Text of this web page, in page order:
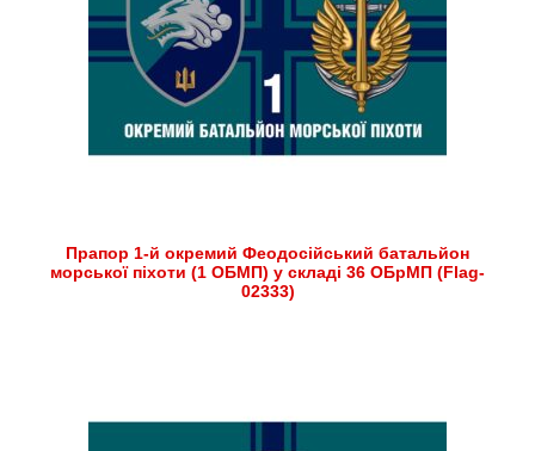
Прапор 1-й окремий Феодосійський батальйон
морської піхоти (1 ОБМП) у складі 36 ОБрМП (Flag-
02333)